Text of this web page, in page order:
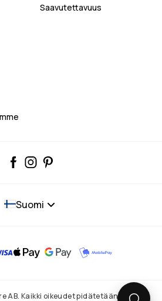
Saavutettavuus
Suomi
AB. Kaikki oikeudet pidätetään